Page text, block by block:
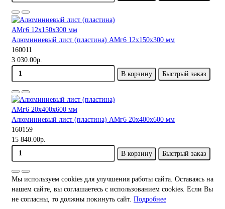
Алюминиевый лист (пластина) АМг6 12х150х300 мм
160011
3 030.00р.
В корзину
Быстрый заказ
Алюминиевый лист (пластина) АМг6 20х400х600 мм
160159
15 840.00р.
В корзину
Быстрый заказ
Мы используем cookies для улучшения работы сайта. Оставаясь на
нашем сайте, вы соглашаетесь с использованием cookies. Если Вы
не согласны, то должны покинуть сайт. Подробнее